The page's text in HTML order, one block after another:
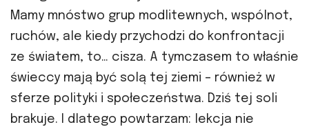
Mamy mnóstwo grup modlitewnych, wspólnot,
ruchów, ale kiedy przychodzi do konfrontacji
ze światem, to… cisza. A tymczasem to właśnie
świeccy mają być solą tej ziemi – również w
sferze polityki i społeczeństwa. Dziś tej soli
brakuje. I dlatego powtarzam: lekcja nie